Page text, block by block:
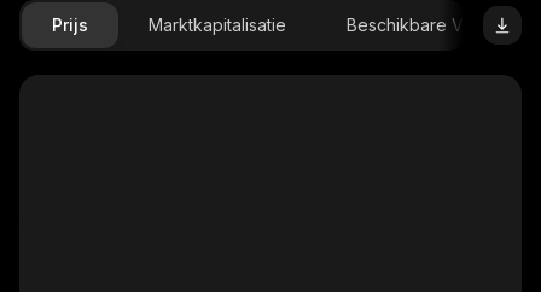
Prijs Marktkapitalisatie Beschikbare Voorraad